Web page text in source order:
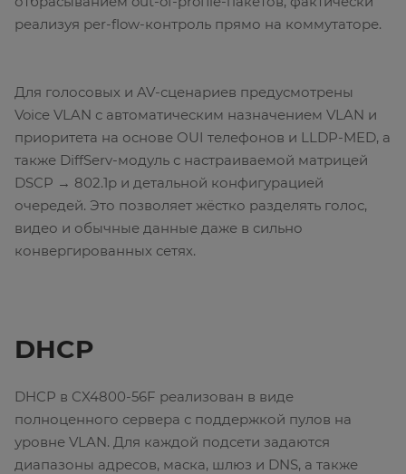
реализуя per-flow-контроль прямо на коммутаторе.
Для голосовых и AV-сценариев предусмотрены
Voice VLAN с автоматическим назначением VLAN и
приоритета на основе OUI телефонов и LLDP-MED, а
также DiffServ-модуль с настраиваемой матрицей
DSCP → 802.1p и детальной конфигурацией
очередей. Это позволяет жёстко разделять голос,
видео и обычные данные даже в сильно
конвергированных сетях.
DHCP
DHCP в CX4800-56F реализован в виде
полноценного сервера с поддержкой пулов на
уровне VLAN. Для каждой подсети задаются
диапазоны адресов, маска, шлюз и DNS, а также